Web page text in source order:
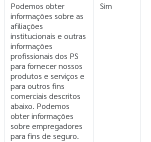
Podemos obter
informações sobre as
afiliações
institucionais e outras
informações
profissionais dos PS
para fornecer nossos
produtos e serviços e
para outros fins
comerciais descritos
abaixo. Podemos
obter informações
sobre empregadores
para fins de seguro.
Sim